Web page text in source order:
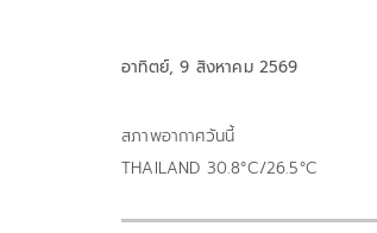
อาทิตย์, 9 สิงหาคม 2569
สภาพอากาศวันนี้
THAILAND 30.8°C/26.5°C